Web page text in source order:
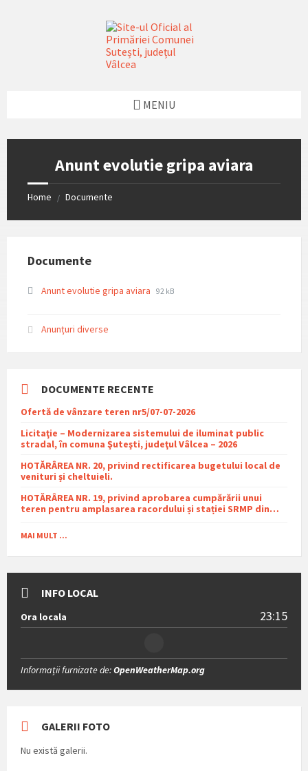
MENIU
Anunt evolutie gripa aviara
Home / Documente
Documente
Anunt evolutie gripa aviara File
File
92 kB
Anunțuri diverse
DOCUMENTE RECENTE
Ofertă de vânzare teren nr5/07-07-2026
Licitaţie – Modernizarea sistemului de iluminat public
stradal, în comuna Şuteşti, judeţul Vâlcea – 2026
HOTĂRÂREA NR. 20, privind rectificarea bugetului local de
venituri și cheltuieli.
HOTĂRÂREA NR. 19, privind aprobarea cumpărării unui
teren pentru amplasarea racordului și stației SRMP din
comuna Sutești.
MAI MULT ...
INFO LOCAL
Ora locala 23:15
Informații furnizate de:OpenWeatherMap.org
GALERII FOTO
Nu există galerii.